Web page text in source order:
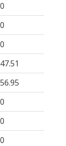
0
0
0
47.51
56.95
0
0
0